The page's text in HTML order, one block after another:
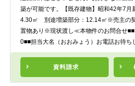
資料請求
築が可能です。【既存建物】昭和42年7
4.30㎡ 別途増築部分：12.14㎡※売主の
置物あり※現状渡し≪本物件のお問合せ■■
0■■担当大名（おおみょう）お電話お待